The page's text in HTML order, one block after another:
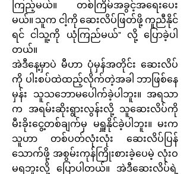
ကြည့်မယ်။ တစ်ကြိမ်အခွင့်အရေးပေး
မယ်။ သူက ငါ့ကို ဆေးလိပ်ဖြတ်ဖို့ ကူညီနိုင်
ရင် ငါသူ့ကို ယုံကြည်မယ်" လို့ ပြောခဲ့ပါ
တယ်။
အဲဒီနေ့မှာပဲ မီဟာ ပုံမှန်အတိုင်း ဆေးလိပ်
ကို ပါးစပ်ထဲထည့်လိုက်တဲ့အခါ ဘာဖြစ်နေ
မှန်း သူသဘောမပေါက်ခဲ့ပါဘူး။ အရသာ
က အရမ်းဆိုးရွားလွန်းလို့ သူဆေးလိပ်ကို
မီးခိုးငွေ့တစ်ချက်မှ မရှူနိုင်ခဲ့ပါဘူး။ မးက
သူဟာ တစ်ပတ်လုံးလုံး ဆေးလိပ်ပြန်
သောက်ဖို့ အစွမ်းကုန်ကြိုးစားခဲ့ပေမဲ့ လုံးဝ
မရဘူးလို့ ပြောပါတယ်။ အဲဒီဆေးလိပ်ရဲ့